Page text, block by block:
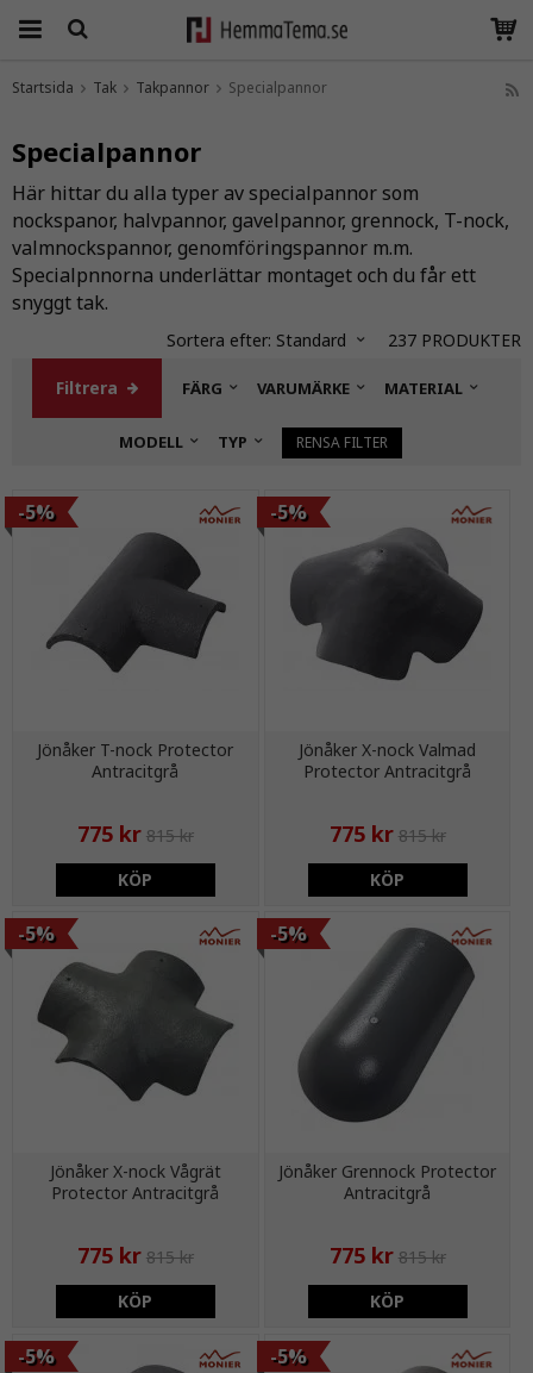
Startsida Tak Takpannor Specialpannor
Specialpannor
Här hittar du alla typer av specialpannor som
nockspanor, halvpannor, gavelpannor, grennock, T-nock,
valmnockspannor, genomföringspannor m.m.
Specialpnnorna underlättar montaget och du får ett
snyggt tak.
Sortera efter: Standard 237 PRODUKTER
Filtrera FÄRG VARUMÄRKE MATERIAL
MODELL TYP RENSA FILTER
Jönåker T-nock Protector
Antracitgrå
-5%
775 kr 815 kr
KÖP
Jönåker X-nock Valmad
Protector Antracitgrå
-5%
775 kr 815 kr
KÖP
Jönåker X-nock Vågrät
Protector Antracitgrå
-5%
775 kr 815 kr
KÖP
Jönåker Grennock Protector
Antracitgrå
-5%
775 kr 815 kr
KÖP
-5% -5%